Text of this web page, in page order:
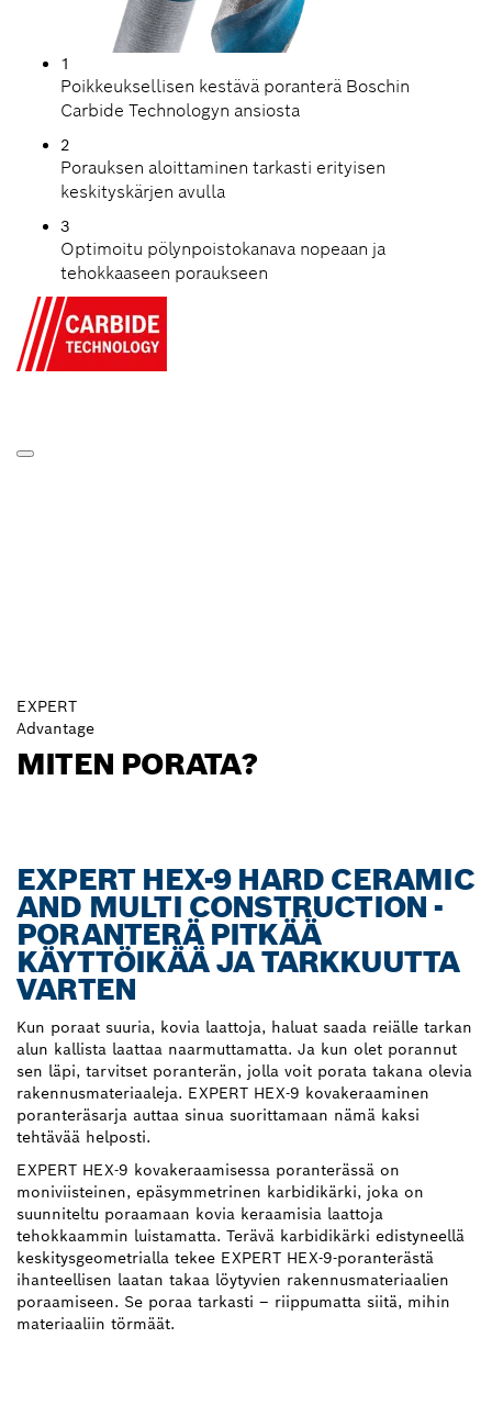
1
Poikkeuksellisen kestävä poranterä Boschin
Carbide Technologyn ansiosta
2
Porauksen aloittaminen tarkasti erityisen
keskityskärjen avulla
3
Optimoitu pölynpoistokanava nopeaan ja
tehokkaaseen poraukseen
EXPERT
Advantage
MITEN PORATA?
EXPERT HEX-9 HARD CERAMIC
AND MULTI CONSTRUCTION -
PORANTERÄ PITKÄÄ
KÄYTTÖIKÄÄ JA TARKKUUTTA
VARTEN
Kun poraat suuria, kovia laattoja, haluat saada reiälle tarkan
alun kallista laattaa naarmuttamatta. Ja kun olet porannut
sen läpi, tarvitset poranterän, jolla voit porata takana olevia
rakennusmateriaaleja. EXPERT HEX-9 kovakeraaminen
poranteräsarja auttaa sinua suorittamaan nämä kaksi
tehtävää helposti.
EXPERT HEX-9 kovakeraamisessa poranterässä on
moniviisteinen, epäsymmetrinen karbidikärki, joka on
suunniteltu poraamaan kovia keraamisia laattoja
tehokkaammin luistamatta. Terävä karbidikärki edistyneellä
keskitysgeometrialla tekee EXPERT HEX-9-poranterästä
ihanteellisen laatan takaa löytyvien rakennusmateriaalien
poraamiseen. Se poraa tarkasti – riippumatta siitä, mihin
materiaaliin törmäät.